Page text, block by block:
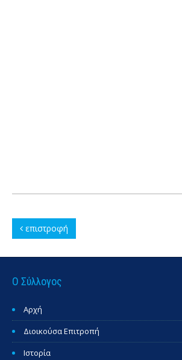
επιστροφή
Ο Σύλλογος
Αρχή
Διοικούσα Επιτροπή
Ιστορία